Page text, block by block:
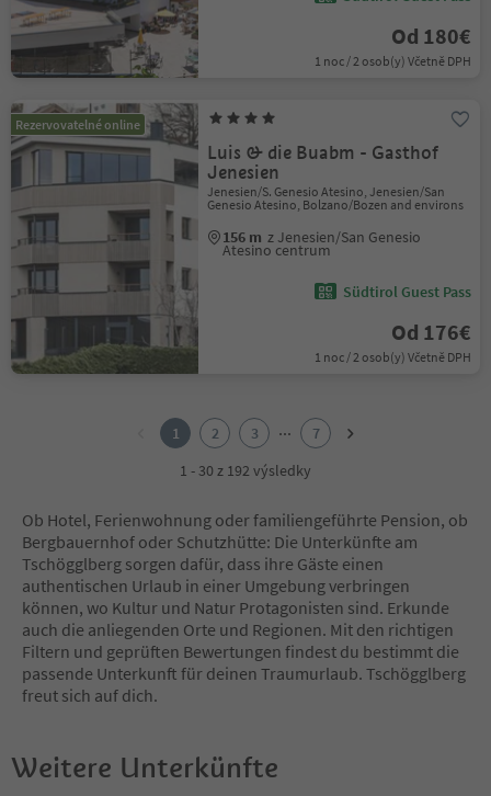
Od 180€
1 noc / 2 osob(y) Včetně DPH
Rezervovatelné online
Luis & die Buabm - Gasthof
Jenesien
Jenesien/S. Genesio Atesino, Jenesien/San
Genesio Atesino, Bolzano/Bozen and environs
156 m z Jenesien/San Genesio
Atesino centrum
Südtirol Guest Pass
Od 176€
1 noc / 2 osob(y) Včetně DPH
1 2 3 ...
7
1 - 30 z 192 výsledky
Ob Hotel, Ferienwohnung oder familiengeführte Pension, ob
Bergbauernhof oder Schutzhütte: Die Unterkünfte am
Tschögglberg sorgen dafür, dass ihre Gäste einen
authentischen Urlaub in einer Umgebung verbringen
können, wo Kultur und Natur Protagonisten sind. Erkunde
auch die anliegenden Orte und Regionen. Mit den richtigen
Filtern und geprüften Bewertungen findest du bestimmt die
passende Unterkunft für deinen Traumurlaub. Tschögglberg
freut sich auf dich.
Weitere Unterkünfte